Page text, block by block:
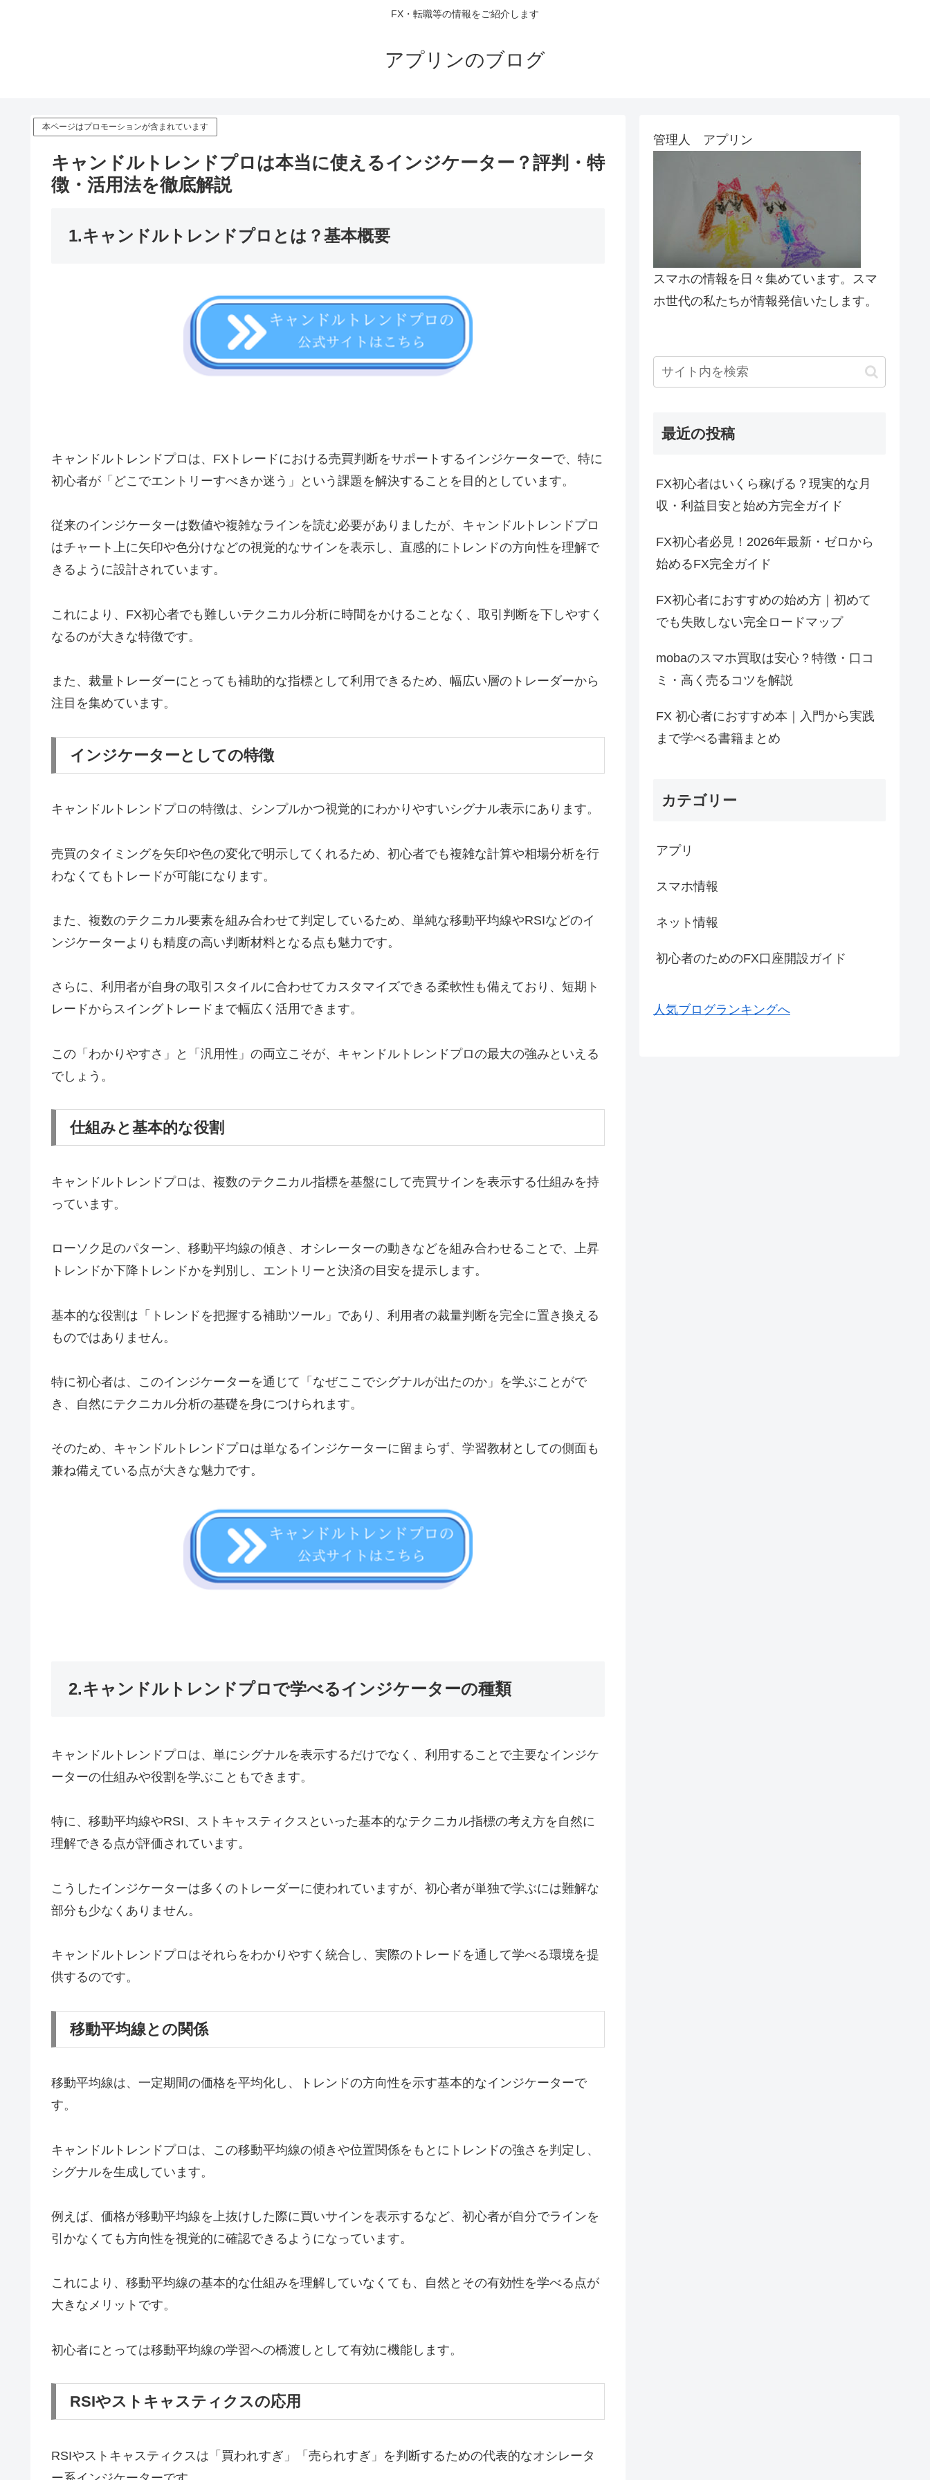
FX・転職等の情報をご紹介します
アプリンのブログ
本ページはプロモーションが含まれています
キャンドルトレンドプロは本当に使えるインジケーター？評判・特
徴・活用法を徹底解説
1.キャンドルトレンドプロとは？基本概要
キャンドルトレンドプロは、FXトレードにおける売買判断をサポートするインジケーターで、特に
初心者が「どこでエントリーすべきか迷う」という課題を解決することを目的としています。
従来のインジケーターは数値や複雑なラインを読む必要がありましたが、キャンドルトレンドプロ
はチャート上に矢印や色分けなどの視覚的なサインを表示し、直感的にトレンドの方向性を理解で
きるように設計されています。
これにより、FX初心者でも難しいテクニカル分析に時間をかけることなく、取引判断を下しやすく
なるのが大きな特徴です。
また、裁量トレーダーにとっても補助的な指標として利用できるため、幅広い層のトレーダーから
注目を集めています。
インジケーターとしての特徴
キャンドルトレンドプロの特徴は、シンプルかつ視覚的にわかりやすいシグナル表示にあります。
売買のタイミングを矢印や色の変化で明示してくれるため、初心者でも複雑な計算や相場分析を行
わなくてもトレードが可能になります。
また、複数のテクニカル要素を組み合わせて判定しているため、単純な移動平均線やRSIなどのイ
ンジケーターよりも精度の高い判断材料となる点も魅力です。
さらに、利用者が自身の取引スタイルに合わせてカスタマイズできる柔軟性も備えており、短期ト
レードからスイングトレードまで幅広く活用できます。
この「わかりやすさ」と「汎用性」の両立こそが、キャンドルトレンドプロの最大の強みといえる
でしょう。
仕組みと基本的な役割
キャンドルトレンドプロは、複数のテクニカル指標を基盤にして売買サインを表示する仕組みを持
っています。
ローソク足のパターン、移動平均線の傾き、オシレーターの動きなどを組み合わせることで、上昇
トレンドか下降トレンドかを判別し、エントリーと決済の目安を提示します。
基本的な役割は「トレンドを把握する補助ツール」であり、利用者の裁量判断を完全に置き換える
ものではありません。
特に初心者は、このインジケーターを通じて「なぜここでシグナルが出たのか」を学ぶことがで
き、自然にテクニカル分析の基礎を身につけられます。
そのため、キャンドルトレンドプロは単なるインジケーターに留まらず、学習教材としての側面も
兼ね備えている点が大きな魅力です。
2.キャンドルトレンドプロで学べるインジケーターの種類
キャンドルトレンドプロは、単にシグナルを表示するだけでなく、利用することで主要なインジケ
ーターの仕組みや役割を学ぶこともできます。
特に、移動平均線やRSI、ストキャスティクスといった基本的なテクニカル指標の考え方を自然に
理解できる点が評価されています。
こうしたインジケーターは多くのトレーダーに使われていますが、初心者が単独で学ぶには難解な
部分も少なくありません。
キャンドルトレンドプロはそれらをわかりやすく統合し、実際のトレードを通して学べる環境を提
供するのです。
移動平均線との関係
移動平均線は、一定期間の価格を平均化し、トレンドの方向性を示す基本的なインジケーターで
す。
キャンドルトレンドプロは、この移動平均線の傾きや位置関係をもとにトレンドの強さを判定し、
シグナルを生成しています。
例えば、価格が移動平均線を上抜けした際に買いサインを表示するなど、初心者が自分でラインを
引かなくても方向性を視覚的に確認できるようになっています。
これにより、移動平均線の基本的な仕組みを理解していなくても、自然とその有効性を学べる点が
大きなメリットです。
初心者にとっては移動平均線の学習への橋渡しとして有効に機能します。
RSIやストキャスティクスの応用
RSIやストキャスティクスは「買われすぎ」「売られすぎ」を判断するための代表的なオシレータ
管理人 アプリン
スマホの情報を日々集めています。スマ
ホ世代の私たちが情報発信いたします。
最近の投稿
FX初心者はいくら稼げる？現実的な月
収・利益目安と始め方完全ガイド
FX初心者必見！2026年最新・ゼロから
始めるFX完全ガイド
FX初心者におすすめの始め方｜初めて
でも失敗しない完全ロードマップ
mobaのスマホ買取は安心？特徴・口コ
ミ・高く売るコツを解説
FX 初心者におすすめ本｜入門から実践
まで学べる書籍まとめ
カテゴリー
アプリ
スマホ情報
ネット情報
初心者のためのFX口座開設ガイド
人気ブログランキングへ